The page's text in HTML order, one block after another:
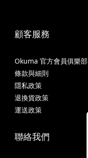
顧客服務
Okuma 官方會員俱樂部
條款與細則
隱私政策
退換貨政策
運送政策
聯絡我們